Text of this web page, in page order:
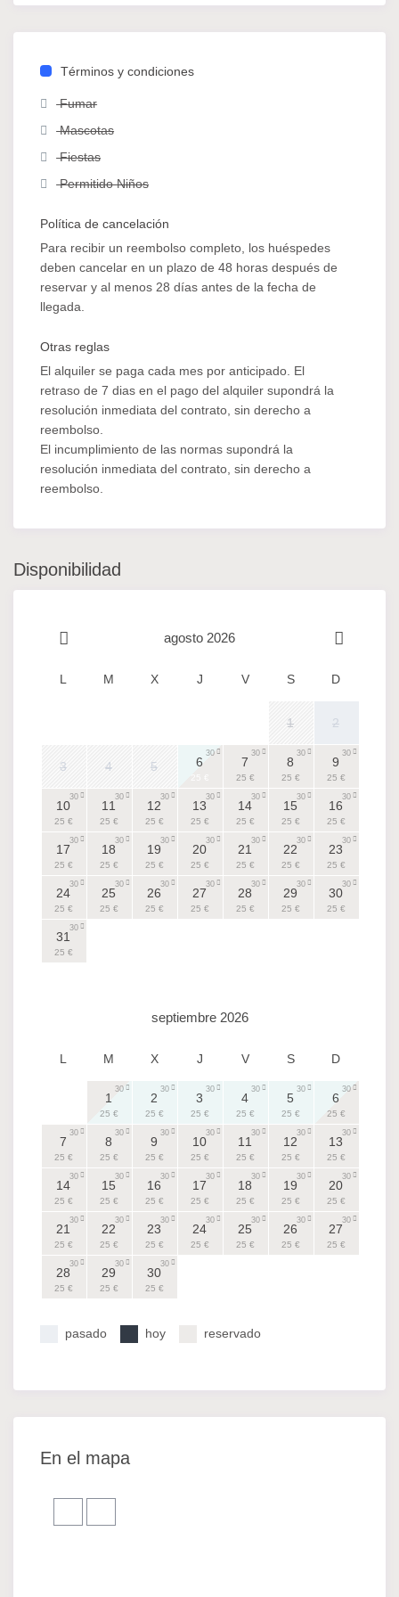
Términos y condiciones
Fumar
Mascotas
Fiestas
Permitido Niños
Política de cancelación
Para recibir un reembolso completo, los huéspedes
deben cancelar en un plazo de 48 horas después de
reservar y al menos 28 días antes de la fecha de
llegada.
Otras reglas
El alquiler se paga cada mes por anticipado. El
retraso de 7 dias en el pago del alquiler supondrá la
resolución inmediata del contrato, sin derecho a
reembolso.
El incumplimiento de las normas supondrá la
resolución inmediata del contrato, sin derecho a
reembolso.
Disponibilidad
agosto 2026
L M X J V S D
1 2
3 4 5 6
30
7
25 €
30
8
25 €
30
9
25 €
30
10
25 €
30
11
25 €
30
12
25 €
30
13
25 €
30
14
25 €
30
15
25 €
30
16
25 €
30
17
25 €
30
18
25 €
30
19
25 €
30
20
25 €
30
21
25 €
30
22
25 €
30
23
25 €
30
24
25 €
30
25
25 €
30
26
25 €
30
27
25 €
30
28
25 €
30
29
25 €
30
30
25 €
30
31
25 €
30
septiembre 2026
L M X J V S D
1
25 €
30
2
25 €
30
3
25 €
30
4
25 €
30
5
25 €
30
6
25 €
30
7
25 €
30
8
25 €
30
9
25 €
30
10
25 €
30
11
25 €
30
12
25 €
30
13
25 €
30
14
25 €
30
15
25 €
30
16
25 €
30
17
25 €
30
18
25 €
30
19
25 €
30
20
25 €
30
21
25 €
30
22
25 €
30
23
25 €
30
24
25 €
30
25
25 €
30
26
25 €
30
27
25 €
30
28
25 €
30
29
25 €
30
30
25 €
30
pasado hoy reservado
En el mapa